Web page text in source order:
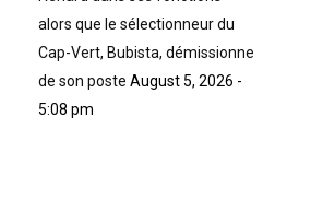
alors que le sélectionneur du
Cap-Vert, Bubista, démissionne
de son poste August 5, 2026 -
5:08 pm